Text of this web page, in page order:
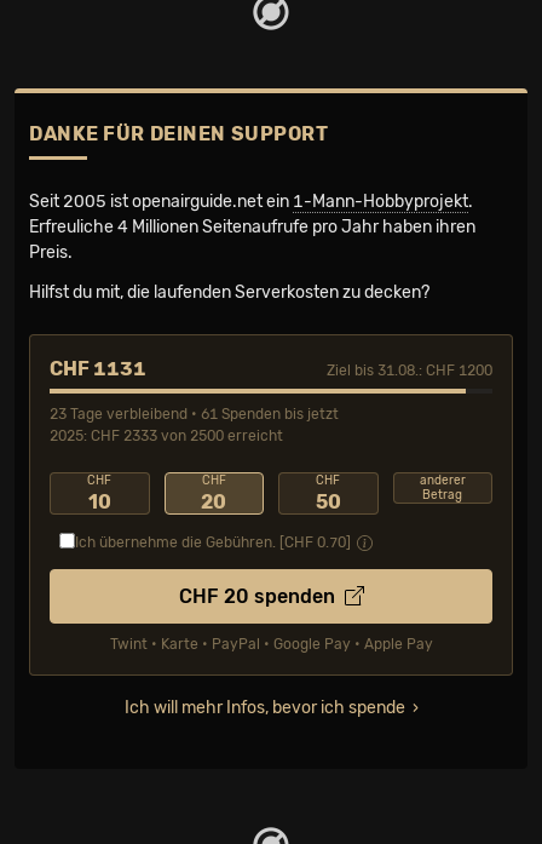
DANKE FÜR DEINEN SUPPORT
Seit 2005 ist openairguide.net ein 1-Mann-Hobbyprojekt.
Erfreuliche 4 Millionen Seiten­aufrufe pro Jahr haben ihren
Preis.
Hilfst du mit, die laufenden Serverkosten zu decken?
CHF 1131 Ziel bis 31.08.: CHF 1200
23 Tage verbleibend • 61 Spenden bis jetzt
2025: CHF 2333 von 2500 erreicht
CHF
10
CHF
20
CHF
50
anderer
Betrag
Ich übernehme die Gebühren. [CHF 0.70
CHF 20 spenden
Twint • Karte • PayPal • Google Pay • Apple Pay
Ich will mehr Infos, bevor ich spende